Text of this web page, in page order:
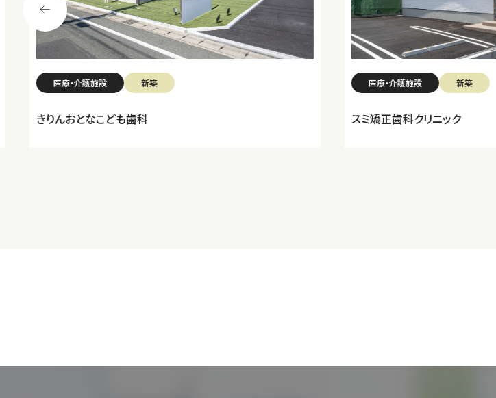
医療・介護施設 新築
きりんおとなこども歯科
医療・介護施設 新築
スミ矯正歯科クリニック